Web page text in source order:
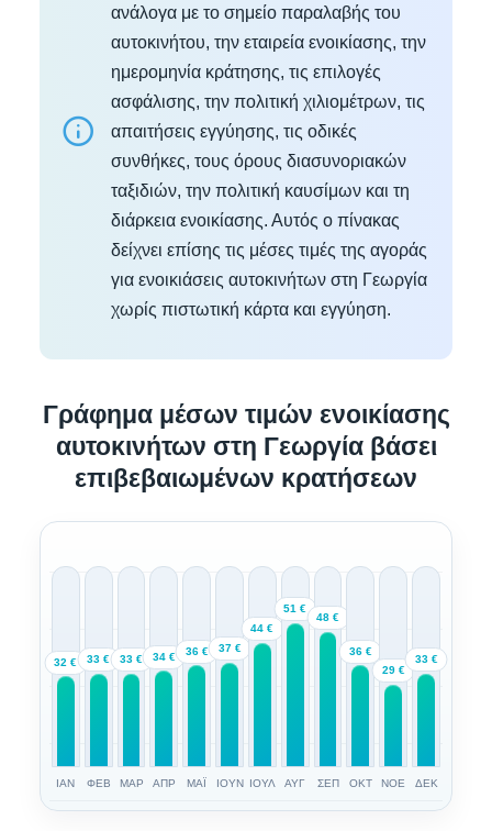
ανάλογα με το σημείο παραλαβής του
αυτοκινήτου, την εταιρεία ενοικίασης, την
ημερομηνία κράτησης, τις επιλογές
ασφάλισης, την πολιτική χιλιομέτρων, τις
απαιτήσεις εγγύησης, τις οδικές
συνθήκες, τους όρους διασυνοριακών
ταξιδιών, την πολιτική καυσίμων και τη
διάρκεια ενοικίασης. Αυτός ο πίνακας
δείχνει επίσης τις μέσες τιμές της αγοράς
για ενοικιάσεις αυτοκινήτων στη Γεωργία
χωρίς πιστωτική κάρτα και εγγύηση.
Γράφημα μέσων τιμών ενοικίασης
αυτοκινήτων στη Γεωργία βάσει
επιβεβαιωμένων κρατήσεων
32 €
ΙΑΝ
33 €
ΦΕΒ
33 €
ΜΑΡ
34 €
ΑΠΡ
36 €
ΜΑΪ
37 €
ΙΟΥΝ
44 €
ΙΟΥΛ
51 €
ΑΥΓ
48 €
ΣΕΠ
36 €
ΟΚΤ
29 €
ΝΟΕ
33 €
ΔΕΚ